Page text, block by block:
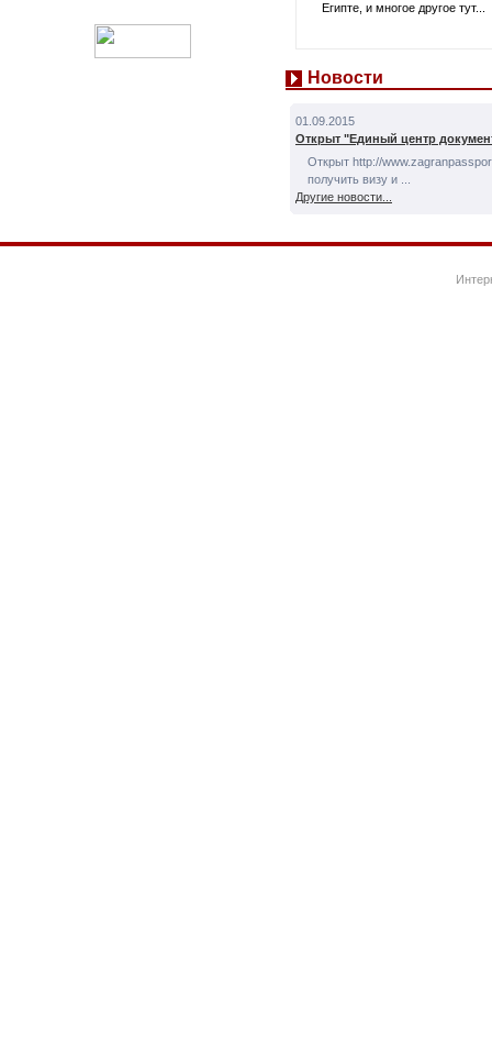
Египте, и многое другое тут...
Новости
01.09.2015
Открыт "Единый центр
Открыт http://
получить визу и ...
Другие новости...